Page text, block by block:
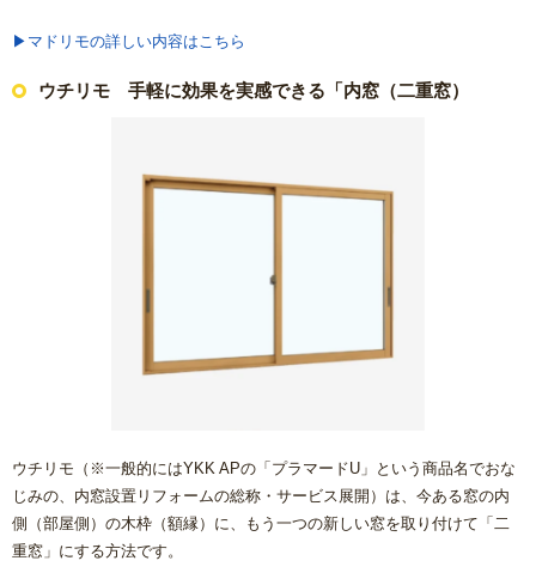
ビルトイン食洗機交換リフォーム
浴室(風呂)
屋根リフォーム
▶マドリモの詳しい内容はこちら
ウチリモ 手軽に効果を実感できる「内窓（二重窓）
ウチリモ（※一般的にはYKK APの「プラマードU」という商品名でおな
じみの、内窓設置リフォームの総称・サービス展開）は、今ある窓の内
側（部屋側）の木枠（額縁）に、もう一つの新しい窓を取り付けて「二
重窓」にする方法です。